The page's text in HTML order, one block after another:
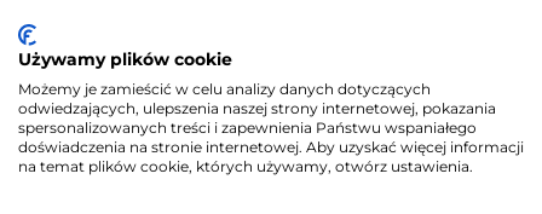
PRIME MMA
Żużlowa Ekstraliga
Speedway Grand Prix
Skoki narciarskie
Używamy plików cookie
Możemy je zamieścić w celu analizy danych dotyczących
odwiedzających, ulepszenia naszej strony internetowej, pokazania
spersonalizowanych treści i zapewnienia Państwu wspaniałego
doświadczenia na stronie internetowej. Aby uzyskać więcej informacji
na temat plików cookie, których używamy, otwórz ustawienia.